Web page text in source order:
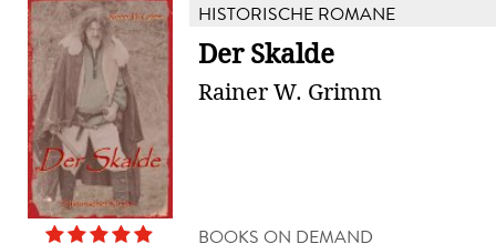
HISTORISCHE ROMANE
Der Skalde
Rainer W. Grimm
BOOKS ON DEMAND